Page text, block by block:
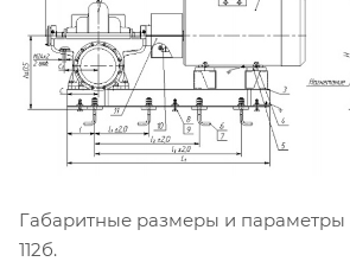
Габаритные размеры и параметры
112б.